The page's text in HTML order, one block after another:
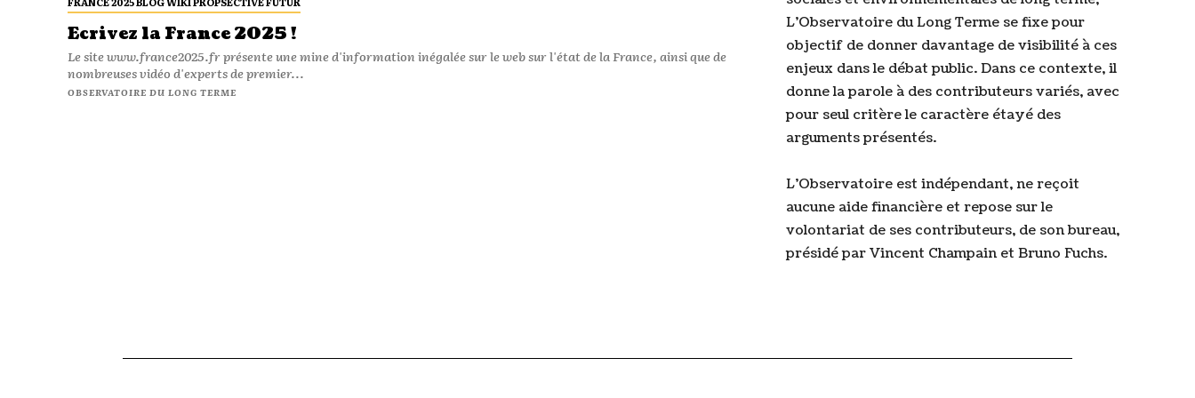
Ecrivez la France 2025 !
Le site www.france2025.fr présente une mine d'information inégalée sur le web sur l'état de la France, ainsi que de
nombreuses vidéo d'experts de premier...
OBSERVATOIRE DU LONG TERME
L’Observatoire du Long Terme se fixe pour
objectif de donner davantage de visibilité à ces
enjeux dans le débat public. Dans ce contexte, il
donne la parole à des contributeurs variés, avec
pour seul critère le caractère étayé des
arguments présentés.
L’Observatoire est indépendant, ne reçoit
aucune aide financière et repose sur le
volontariat de ses contributeurs, de son bureau,
présidé par Vincent Champain et Bruno Fuchs.